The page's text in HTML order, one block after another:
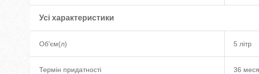
Усі характеристики
Об'єм(л) 5 літр
Термін придатності 36